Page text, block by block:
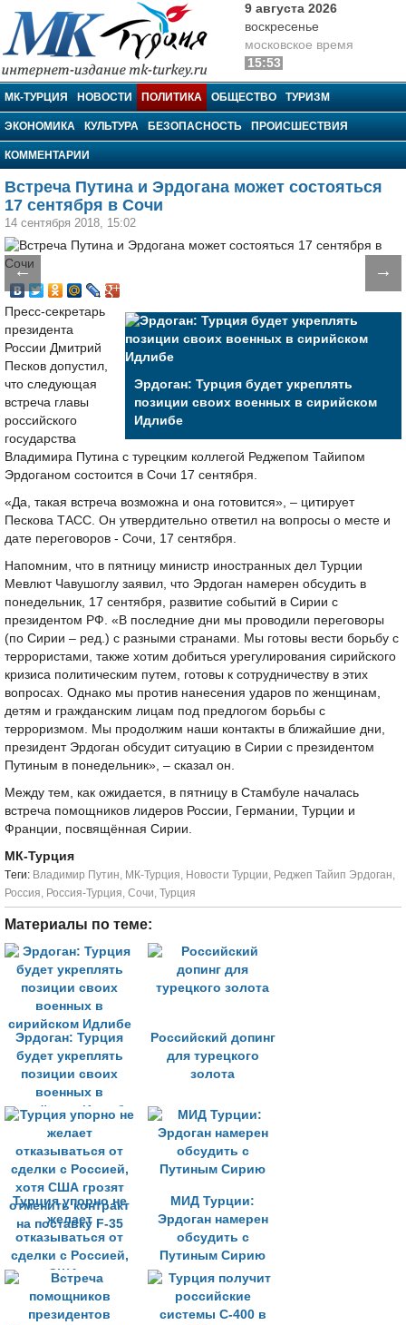
МК-Турция
9 августа 2026
воскресенье
московское время
15:53
МК-ТУРЦИЯ НОВОСТИ ПОЛИТИКА ОБЩЕСТВО ТУРИЗМ
ЭКОНОМИКА КУЛЬТУРА БЕЗОПАСНОСТЬ ПРОИСШЕСТВИЯ
КОММЕНТАРИИ
Встреча Путина и Эрдогана может состояться
17 сентября в Сочи
14 сентября 2018, 15:02
← →
Эрдоган: Турция будет укреплять
позиции своих военных в сирийском
Идлибе
Пресс-секретарь
президента
России Дмитрий
Песков допустил,
что следующая
встреча главы
российского
государства
Владимира Путина с турецким коллегой Реджепом Тайипом
Эрдоганом состоится в Сочи 17 сентября.
«Да, такая встреча возможна и она готовится», – цитирует
Пескова ТАСС. Он утвердительно ответил на вопросы о месте и
дате переговоров - Сочи, 17 сентября.
Напомним, что в пятницу министр иностранных дел Турции
Мевлют Чавушоглу заявил, что Эрдоган намерен обсудить в
понедельник, 17 сентября, развитие событий в Сирии с
президентом РФ. «В последние дни мы проводили переговоры
(по Сирии – ред.) с разными странами. Мы готовы вести борьбу с
террористами, также хотим добиться урегулирования сирийского
кризиса политическим путем, готовы к сотрудничеству в этих
вопросах. Однако мы против нанесения ударов по женщинам,
детям и гражданским лицам под предлогом борьбы с
терроризмом. Мы продолжим наши контакты в ближайшие дни,
президент Эрдоган обсудит ситуацию в Сирии с президентом
Путиным в понедельник», – сказал он.
Между тем, как ожидается, в пятницу в Стамбуле началась
встреча помощников лидеров России, Германии, Турции и
Франции, посвящённая Сирии.
МК-Турция
Tеги: Владимир Путин, МК-Турция, Новости Турции, Реджеп Тайип Эрдоган,
Россия, Россия-Турция, Сочи, Турция
Материалы по теме:
Эрдоган: Турция
будет укреплять
позиции своих
военных в
сирийском Идлибе
Российский допинг
для турецкого
золота
Турция упорно не
желает
отказываться от
сделки с Россией,
хотя США грозят
отменить контракт
на поставку F-35
МИД Турции:
Эрдоган намерен
обсудить с
Путиным Сирию